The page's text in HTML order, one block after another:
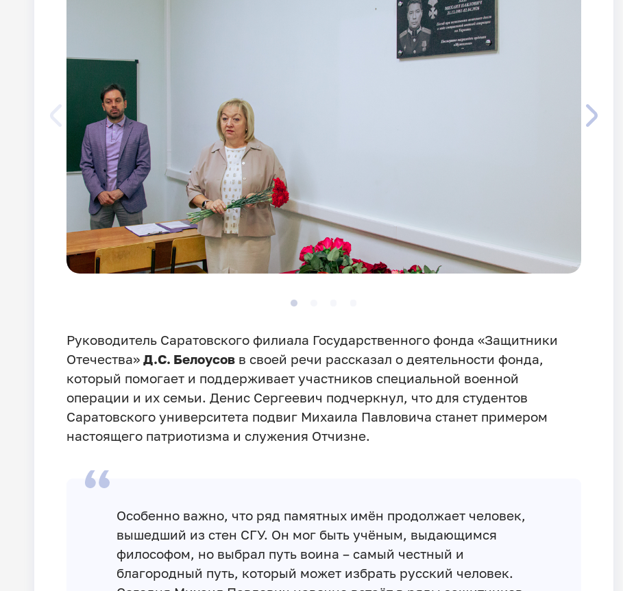
Руководитель Саратовского филиала Государственного фонда «Защитники
Отечества» Д.С. Белоусовв своей речи рассказал о деятельности фонда,
который помогает и поддерживает участников специальной военной
операции и их семьи. Денис Сергеевич подчеркнул, что для студентов
Саратовского университета подвиг Михаила Павловича станет примером
настоящего патриотизма и служения Отчизне.
Особенно важно, что ряд памятных имён продолжает человек,
вышедший из стен СГУ. Он мог быть учёным, выдающимся
философом, но выбрал путь воина – самый честный и
благородный путь, который может избрать русский человек.